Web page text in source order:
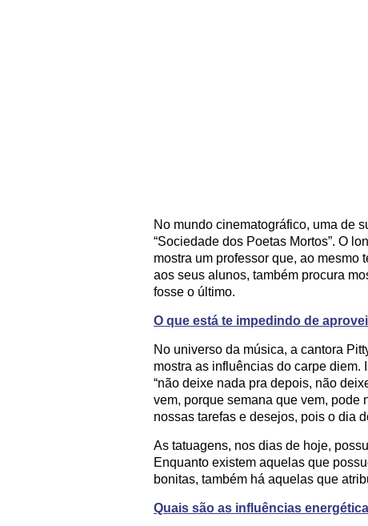
No mundo cinematográfico, uma de
“Sociedade dos Poetas Mortos”. O
mostra um professor que, ao mesmo
aos seus alunos, também procura
fosse o último.
O que está te impedindo de
No universo da música, a cantora
mostra as influências do carpe diem.
“não deixe nada pra depois, não
vem, porque semana que vem, pode
nossas tarefas e desejos, pois o dia
As tatuagens, nos dias de hoje,
Enquanto existem aquelas que
bonitas, também há aquelas que
Quais são as influências